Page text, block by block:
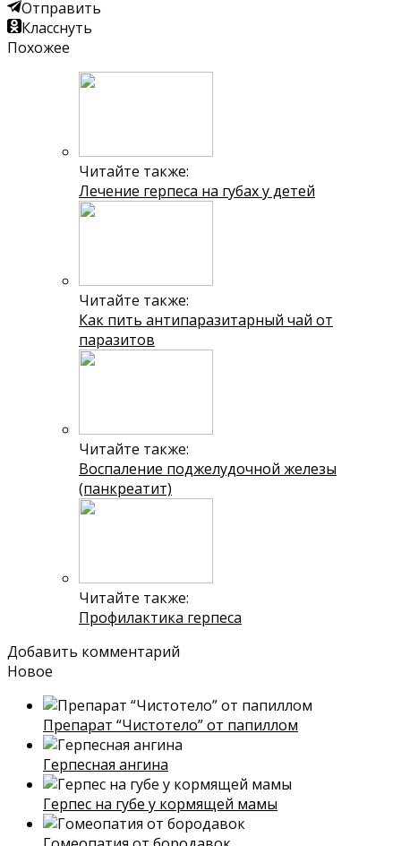
Отправить
Класснуть
Похожее
Читайте также:
Лечение герпеса на губах у детей
Читайте также:
Как пить антипаразитарный чай от
паразитов
Читайте также:
Воспаление поджелудочной железы
(панкреатит)
Читайте также:
Профилактика герпеса
Добавить комментарий
Новое
Препарат “Чистотело” от папиллом
Герпесная ангина
Герпес на губе у кормящей мамы